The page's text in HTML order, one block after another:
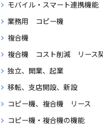
モバイル・スマート連携機能
業務用 コピー機
複合機
複合機 コスト削減 リース
独立、開業、起業
移転、支店開設、新設
コピー機、複合機 リース
コピー機・複合機の機能